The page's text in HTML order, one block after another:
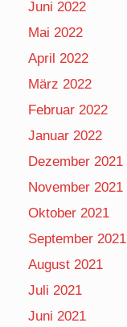
Juni 2022
Mai 2022
April 2022
März 2022
Februar 2022
Januar 2022
Dezember 2021
November 2021
Oktober 2021
September 2021
August 2021
Juli 2021
Juni 2021